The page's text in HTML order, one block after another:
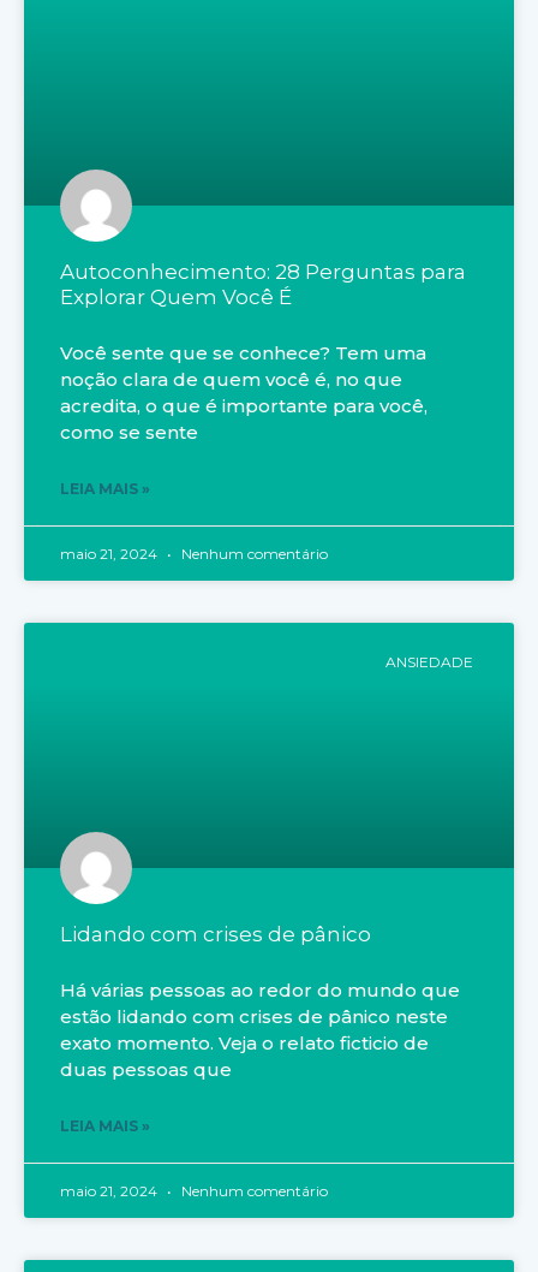
Autoconhecimento: 28 Perguntas para
Explorar Quem Você É
Você sente que se conhece? Tem uma
noção clara de quem você é, no que
acredita, o que é importante para você,
como se sente
LEIA MAIS »
maio 21, 2024 Nenhum comentário
ANSIEDADE
Lidando com crises de pânico
Há várias pessoas ao redor do mundo que
estão lidando com crises de pânico neste
exato momento. Veja o relato ficticio de
duas pessoas que
LEIA MAIS »
maio 21, 2024 Nenhum comentário